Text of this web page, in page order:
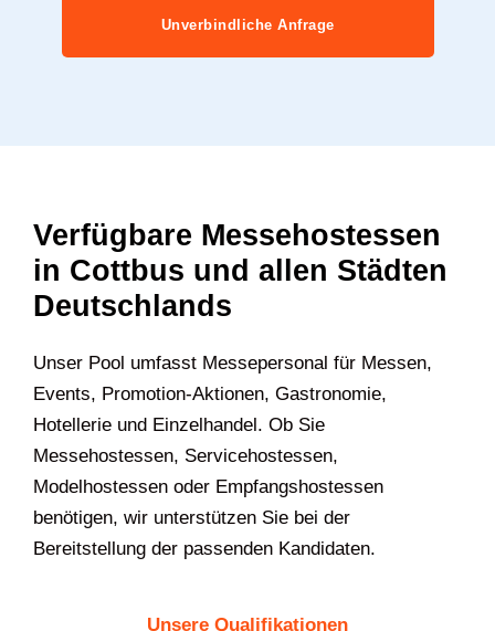
Unverbindliche Anfrage
Verfügbare Messehostessen
in Cottbus und allen Städten
Deutschlands
U‍nser Pool umfasst Messepersonal für Messen,
Events, Promotion-Aktionen, Gastronomie,
Hotellerie und Einzelhandel. Ob Sie
Messehostessen, Servicehostessen,
Modelhostessen oder Empfangshostessen
benötigen, wir unterstützen Sie bei der
Bereitstellung der passenden Kandidaten.
Unsere Qualifikationen